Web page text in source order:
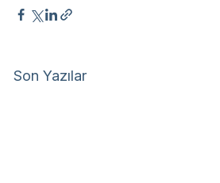
Son Yazılar